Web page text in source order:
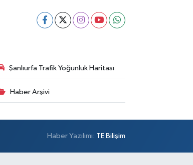
Şanlıurfa Trafik Yoğunluk Haritası
Haber Arşivi
Haber Yazılımı: TE Bilişim